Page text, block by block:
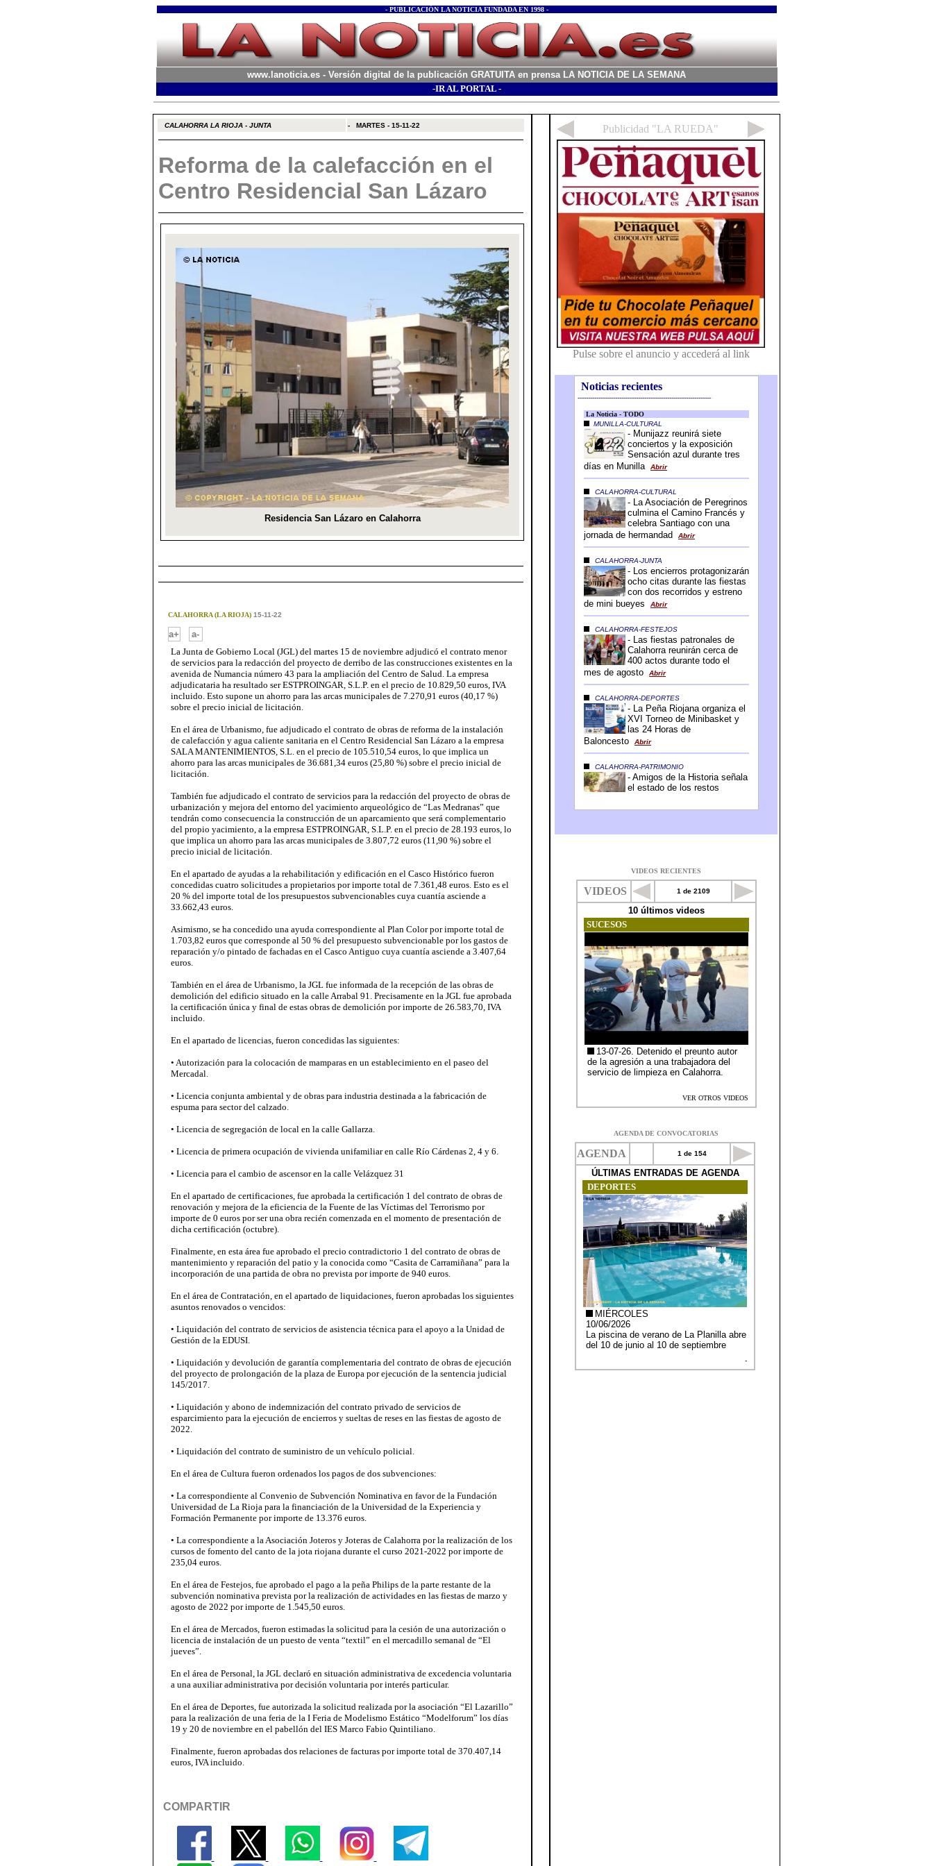
- PUBLICACIÓN LA NOTICIA FUNDADA EN 1998 -
www.lanoticia.es - Versión digital de la publicación GRATUITA en prensa LA NOTICIA DE LA SEMANA
-IR AL PORTAL -
CALAHORRA LA RIOJA - JUNTA - MARTES - 15-11-22
Reforma de la calefacción en el
Centro Residencial San Lázaro
CALAHORRA (LA RIOJA)15-11-22
a+
a-
La Junta de Gobierno Local (JGL) del martes 15 de noviembre adjudicó el contrato menor
de servicios para la redacción del proyecto de derribo de las construcciones existentes en la
avenida de Numancia número 43 para la ampliación del Centro de Salud. La empresa
adjudicataria ha resultado ser ESTPROINGAR, S.L.P. en el precio de 10.829,50 euros, IVA
incluido. Esto supone un ahorro para las arcas municipales de 7.270,91 euros (40,17 %)
sobre el precio inicial de licitación.
En el área de Urbanismo, fue adjudicado el contrato de obras de reforma de la instalación
de calefacción y agua caliente sanitaria en el Centro Residencial San Lázaro a la empresa
SALA MANTENIMIENTOS, S.L. en el precio de 105.510,54 euros, lo que implica un
ahorro para las arcas municipales de 36.681,34 euros (25,80 %) sobre el precio inicial de
licitación.
También fue adjudicado el contrato de servicios para la redacción del proyecto de obras de
urbanización y mejora del entorno del yacimiento arqueológico de “Las Medranas” que
tendrán como consecuencia la construcción de un aparcamiento que será complementario
del propio yacimiento, a la empresa ESTPROINGAR, S.L.P. en el precio de 28.193 euros, lo
que implica un ahorro para las arcas municipales de 3.807,72 euros (11,90 %) sobre el
precio inicial de licitación.
En el apartado de ayudas a la rehabilitación y edificación en el Casco Histórico fueron
concedidas cuatro solicitudes a propietarios por importe total de 7.361,48 euros. Esto es el
20 % del importe total de los presupuestos subvencionables cuya cuantía asciende a
33.662,43 euros.
Asimismo, se ha concedido una ayuda correspondiente al Plan Color por importe total de
1.703,82 euros que corresponde al 50 % del presupuesto subvencionable por los gastos de
reparación y/o pintado de fachadas en el Casco Antiguo cuya cuantía asciende a 3.407,64
euros.
También en el área de Urbanismo, la JGL fue informada de la recepción de las obras de
demolición del edificio situado en la calle Arrabal 91. Precisamente en la JGL fue aprobada
la certificación única y final de estas obras de demolición por importe de 26.583,70, IVA
incluido.
En el apartado de licencias, fueron concedidas las siguientes:
• Autorización para la colocación de mamparas en un establecimiento en el paseo del
Mercadal.
• Licencia conjunta ambiental y de obras para industria destinada a la fabricación de
espuma para sector del calzado.
• Licencia de segregación de local en la calle Gallarza.
• Licencia de primera ocupación de vivienda unifamiliar en calle Río Cárdenas 2, 4 y 6.
• Licencia para el cambio de ascensor en la calle Velázquez 31
En el apartado de certificaciones, fue aprobada la certificación 1 del contrato de obras de
renovación y mejora de la eficiencia de la Fuente de las Víctimas del Terrorismo por
importe de 0 euros por ser una obra recién comenzada en el momento de presentación de
dicha certificación (octubre).
Finalmente, en esta área fue aprobado el precio contradictorio 1 del contrato de obras de
mantenimiento y reparación del patio y la conocida como “Casita de Carramiñana” para la
incorporación de una partida de obra no prevista por importe de 940 euros.
En el área de Contratación, en el apartado de liquidaciones, fueron aprobadas los siguientes
asuntos renovados o vencidos:
• Liquidación del contrato de servicios de asistencia técnica para el apoyo a la Unidad de
Gestión de la EDUSI.
• Liquidación y devolución de garantía complementaria del contrato de obras de ejecución
del proyecto de prolongación de la plaza de Europa por ejecución de la sentencia judicial
145/2017.
• Liquidación y abono de indemnización del contrato privado de servicios de
esparcimiento para la ejecución de encierros y sueltas de reses en las fiestas de agosto de
2022.
• Liquidación del contrato de suministro de un vehículo policial.
En el área de Cultura fueron ordenados los pagos de dos subvenciones:
• La correspondiente al Convenio de Subvención Nominativa en favor de la Fundación
Universidad de La Rioja para la financiación de la Universidad de la Experiencia y
Formación Permanente por importe de 13.376 euros.
• La correspondiente a la Asociación Joteros y Joteras de Calahorra por la realización de los
cursos de fomento del canto de la jota riojana durante el curso 2021-2022 por importe de
235,04 euros.
En el área de Festejos, fue aprobado el pago a la peña Philips de la parte restante de la
subvención nominativa prevista por la realización de actividades en las fiestas de marzo y
agosto de 2022 por importe de 1.545,50 euros.
En el área de Mercados, fueron estimadas la solicitud para la cesión de una autorización o
licencia de instalación de un puesto de venta “textil” en el mercadillo semanal de “El
jueves”.
En el área de Personal, la JGL declaró en situación administrativa de excedencia voluntaria
a una auxiliar administrativa por decisión voluntaria por interés particular.
En el área de Deportes, fue autorizada la solicitud realizada por la asociación “El Lazarillo”
para la realización de una feria de la I Feria de Modelismo Estático “Modelforum” los días
19 y 20 de noviembre en el pabellón del IES Marco Fabio Quintiliano.
Finalmente, fueron aprobadas dos relaciones de facturas por importe total de 370.407,14
euros, IVA incluido.
COMPARTIR
Noticias recientes
-----------------------------------------------------------------
VIDEOS RECIENTES
AGENDA DE CONVOCATORIAS